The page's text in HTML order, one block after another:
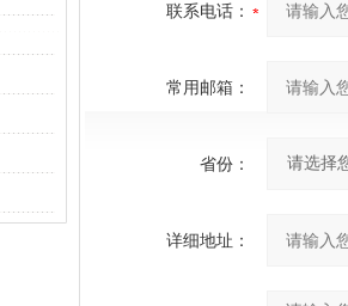
联系电话：
常用邮箱：
省份：
详细地址：